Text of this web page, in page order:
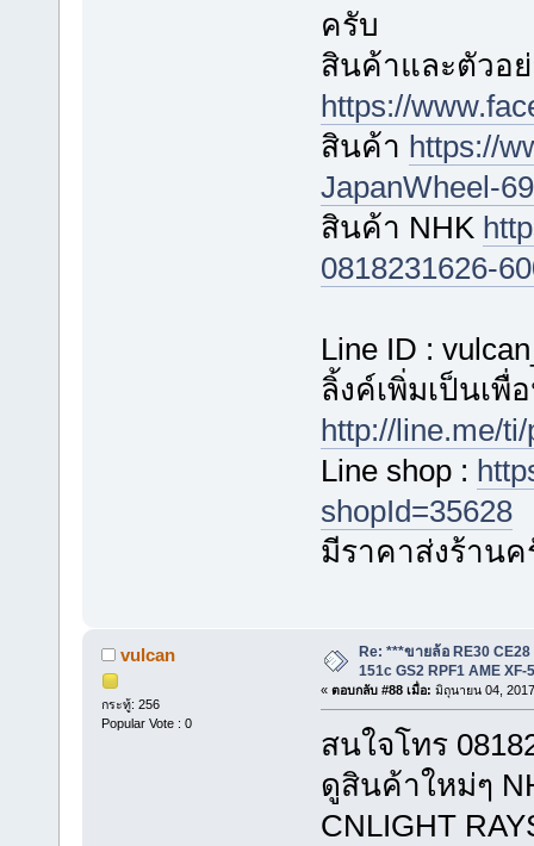
ครับ
สินค้าและตัวอ
https://
สินค้า https://
JapanWheel-
สินค้า NHK
0818231626-
Line ID :
ลิ้งค์เพิ่มเป็นเพื่
http://line.me/
Line shop :
shopId=35628
มีราคาส่งร้านค
vulcan
กระทู้: 256
Popular Vote : 0
Re: ***ขายล้อ RE30 CE28
151c GS2 RPF1 AME XF-
« ตอบกลับ #88 เมื่อ: มิถุนายน 04,
สนใจโทร
ดูสินค้าใหม่ๆ
CNLIGHT